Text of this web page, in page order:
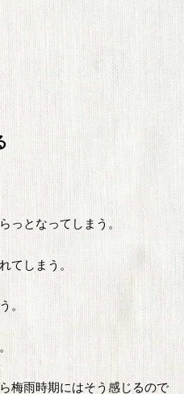
っとなってしまう。
てしまう。
。
梅雨時期にはそう感じるので